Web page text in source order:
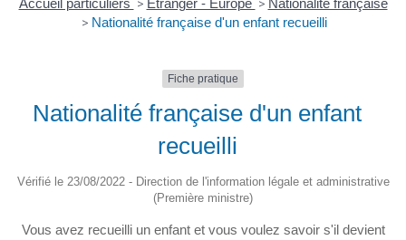
Accueil particuliers > Étranger - Europe > Nationalité française
> Nationalité française d'un enfant recueilli
Fiche pratique
Nationalité française d'un enfant
recueilli
Vérifié le 23/08/2022 - Direction de l'information légale et administrative
(Première ministre)
Vous avez recueilli un enfant et vous voulez savoir s'il devient